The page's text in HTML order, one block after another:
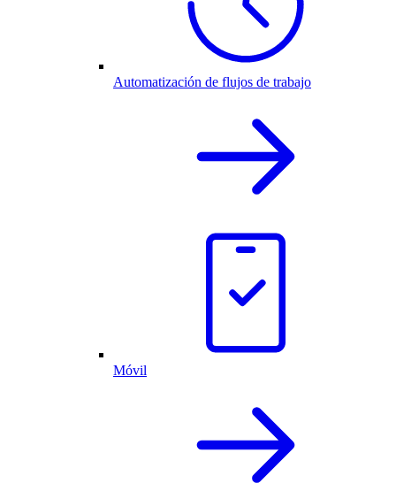
Automatización de flujos de trabajo
Móvil